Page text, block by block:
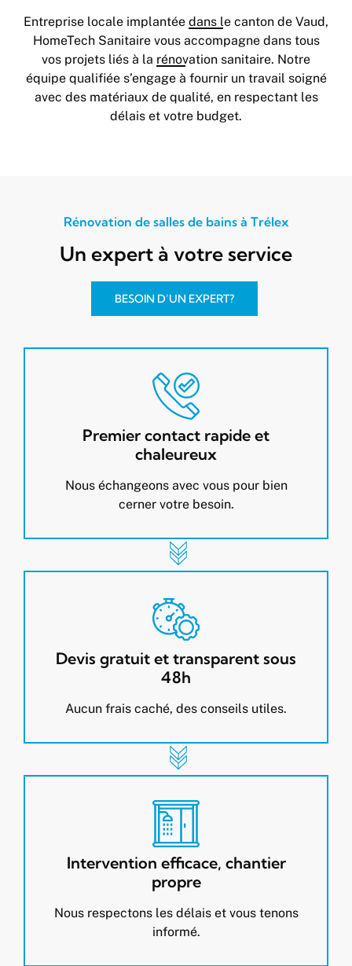
Entreprise locale implantée dans le canton de Vaud,
HomeTech Sanitaire vous accompagne dans tous
vos projets liés à la rénovation sanitaire. Notre
équipe qualifiée s’engage à fournir un travail soigné
avec des matériaux de qualité, en respectant les
délais et votre budget.
Rénovation de salles de bains à Trélex
Un expert à votre service
BESOIN D’UN EXPERT?
Premier contact rapide et
chaleureux
Nous échangeons avec vous pour bien
cerner votre besoin.
Devis gratuit et transparent sous
48h
Aucun frais caché, des conseils utiles.
Intervention efficace, chantier
propre
Nous respectons les délais et vous tenons
informé.